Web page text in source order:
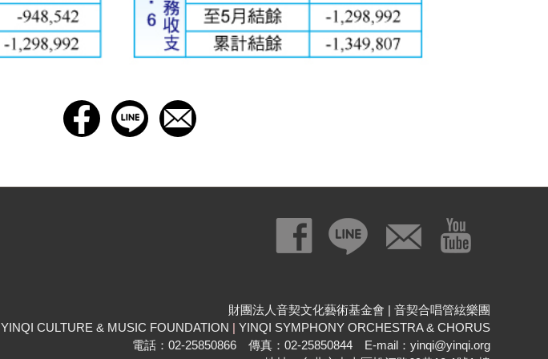
財團法人音契文化藝術基金會 | 音契合唱管絃樂團
YINQI CULTURE & MUSIC FOUNDATION | YINQI SYMPHONY ORCHESTRA & CHORUS
電話：02-25850866 傳真：02-25850844 E-mail：yinqi@yinqi.org